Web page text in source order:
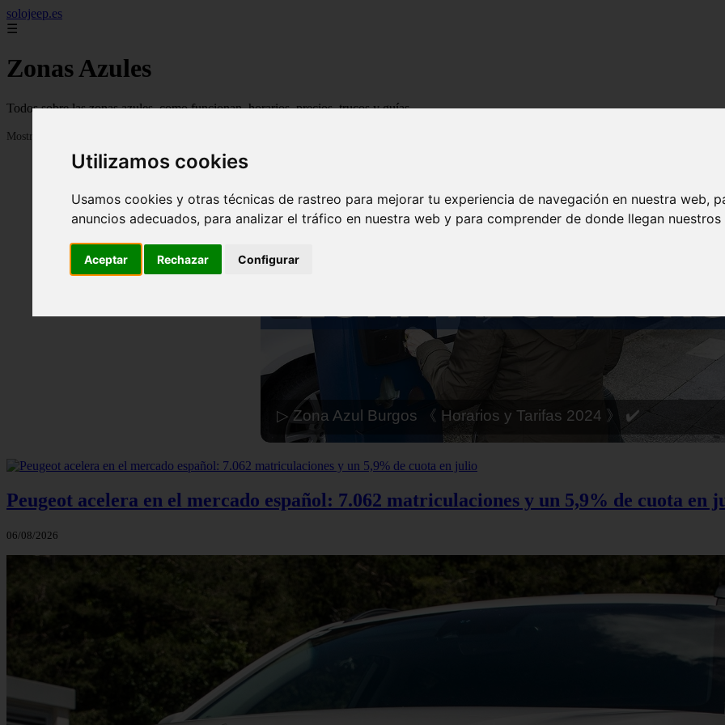
Utilizamos cookies
Usamos cookies y otras técnicas de rastreo para mejorar tu experiencia de navegación en nuestra web,
anuncios adecuados, para analizar el tráfico en nuestra web y para comprender de donde llegan
Aceptar Rechazar Configurar
solojeep.es
☰
Zonas Azules
Todos sobre las zonas azules, como funcionan, horarios, precios, trucos y guías
Mostrando 1 - 24 de 3335 artículos
▷ Zona Azul Córdoba 《 Horarios y Tarifas 2024 》 ✔️
Peugeot acelera en el mercado español: 7.062 matriculaciones y un 5,9% de cuota en
06/08/2026